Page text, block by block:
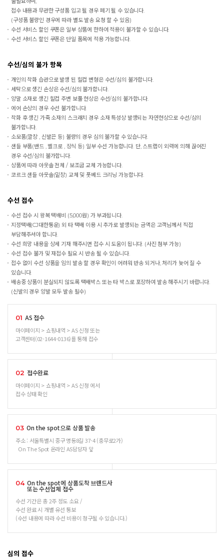
접수 내용과 무관한 구성품 입고 될 경우 폐기 될 수 있습니다.
(구성품 불량인 경우에 따라 별도 발송 요청 할 수 있음)
수선 서비스 할인 쿠폰은 일부 상품에 한하여 적용이 불가할 수 있습니다.
수선 서비스 할인 쿠폰은 단일 품목에 적용 가능합니다.
수선/심의 불가 항목
개인의 착화 습관으로 발생 된 힐컵 변형은 수선/심의 불가합니다.
세탁으로 생긴 손상은 수선/심의 불가합니다.
양말 소재로 생긴 힐컵 주변 보풀 현상은 수선/심의 불가합니다.
에어 손상의 경우 수선 불가합니다.
착화 후 생긴 가죽 소재의 스크래치 경우 소재 특성상 발생되는 자연현상으로 수선/심의
불가합니다.
소모품(깔창 , 신발끈 등) 불량의 경우 심의 불가할 수 있습니다.
샌들 부품(밴드 , 벨크로 , 장식 등) 일부 수선 가능합니다. 단, 스트랩이 외력에 의해 끊어진
경우 수선/심의 불가합니다.
상품에 따라 아웃솔 전체 / 보조굽 교체 가능합니다.
코르크 샌들 아웃솔(밑창) 교체 및 풋베드 크리닝 가능합니다.
수선 접수
수선 접수 시 왕복 택배비 (5,000원) 가 부과됩니다.
지정택배(CJ대한통운) 외 타 택배 이용 시 추가로 발생되는 금액은 고객님께서 직접
부담해주셔야 합니다.
수선 희망 내용을 상세 기재 해주시면 접수 시 도움이 됩니다. (사진 첨부 가능)
수선 접수 불가 및 재접수 필요 시 반송 될 수 있습니다.
접수 없이 수선 상품을 임의 발송 할 경우 확인이 어려워 반송 되거나, 처리가 늦어 질 수
있습니다.
배송중 상품이 분실되지 않도록 택배박스 또는 타 박스로 포장하여 발송 해주시기 바랍니다.
(신발의 경우 양발 모두 발송 필수)
01 AS 접수
마이페이지 > 쇼핑내역 > AS 신청 또는
고객센터(02-1644-0136)를 통해 접수
02 접수완료
마이페이지 > 쇼핑내역 > AS 신청 에서
접수 상태 확인
03 On the spot으로 상품 발송
주소 : 서울특별시 중구 명동8길 37-4 (충무로2가)
On The Spot 온라인 AS담당자 앞
04 On the spot에 상품도착 브랜드사
또는 수선업체 접수
수선 기간은 총 2주 정도 소요 /
수선 완료 시 개별 유선 통보
(수선 내용에 따라 수선 비용이 청구될 수 있습니다.)
심의 접수